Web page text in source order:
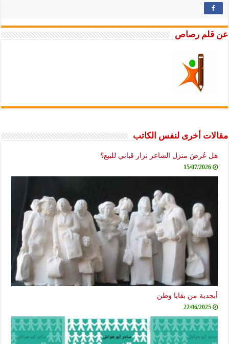
عن قلم رصاص
مقالات أخرى لنفس الكاتب
هل عُرضَ منزل الشاعر نزار قباني للبيع؟
15/07/2026
أبجدية من بقايا وطن
22/06/2025